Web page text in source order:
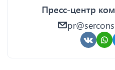
Пресс-центр